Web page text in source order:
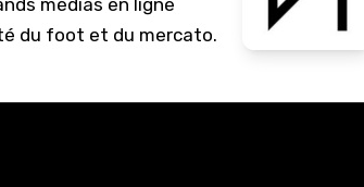
médias en ligne
du foot et du mercato.